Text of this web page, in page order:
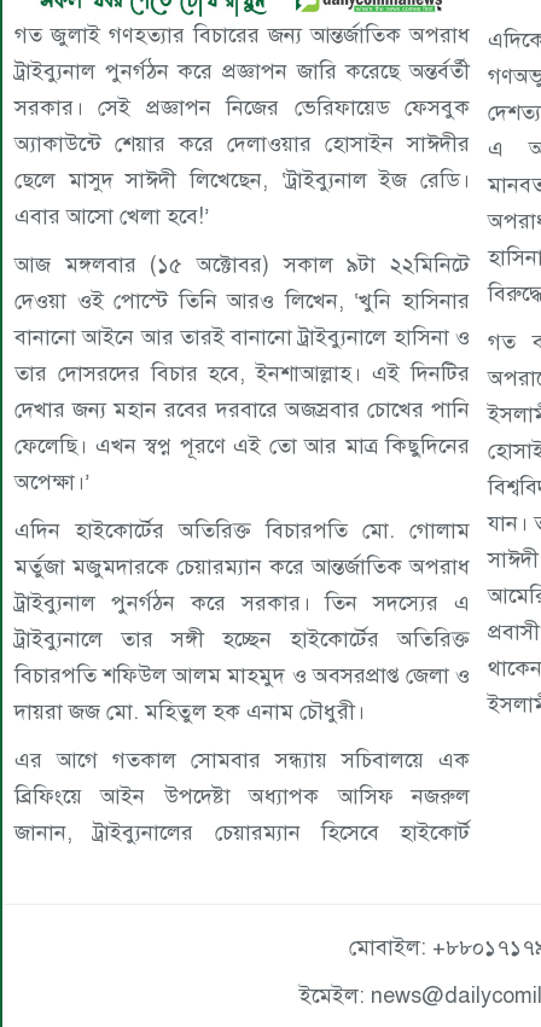
গত জুলাই গণহত্যার বিচারের জন্য আন্তর্জাতিক অপরাধ
ট্রাইব্যুনাল পুনর্গঠন করে প্রজ্ঞাপন জারি করেছে অন্তর্বর্তী
সরকার। সেই প্রজ্ঞাপন নিজের ভেরিফায়েড ফেসবুক
অ্যাকাউন্টে শেয়ার করে দেলাওয়ার হোসাইন সাঈদীর
ছেলে মাসুদ সাঈদী লিখেছেন, ‘ট্রাইব্যুনাল ইজ রেডি।
এবার আসো খেলা হবে!’
আজ মঙ্গলবার (১৫ অক্টোবর) সকাল ৯টা ২২মিনিটে
দেওয়া ওই পোস্টে তিনি আরও লিখেন, ‘খুনি হাসিনার
বানানো আইনে আর তারই বানানো ট্রাইব্যুনালে হাসিনা ও
তার দোসরদের বিচার হবে, ইনশাআল্লাহ। এই দিনটির
দেখার জন্য মহান রবের দরবারে অজস্রবার চোখের পানি
ফেলেছি। এখন স্বপ্ন পূরণে এই তো আর মাত্র কিছুদিনের
অপেক্ষা।’
এদিন হাইকোর্টের অতিরিক্ত বিচারপতি মো. গোলাম
মর্তুজা মজুমদারকে চেয়ারম্যান করে আন্তর্জাতিক অপরাধ
ট্রাইব্যুনাল পুনর্গঠন করে সরকার। তিন সদস্যের এ
ট্রাইব্যুনালে তার সঙ্গী হচ্ছেন হাইকোর্টের অতিরিক্ত
বিচারপতি শফিউল আলম মাহমুদ ও অবসরপ্রাপ্ত জেলা ও
দায়রা জজ মো. মহিতুল হক এনাম চৌধুরী।
এর আগে গতকাল সোমবার সন্ধ্যায় সচিবালয়ে এক
ব্রিফিংয়ে আইন উপদেষ্টা অধ্যাপক আসিফ নজরুল
জানান, ট্রাইব্যুনালের চেয়ারম্যান হিসেবে হাইকোর্ট
এ
গত
যান।
মোবাইল:
ইমেইল: